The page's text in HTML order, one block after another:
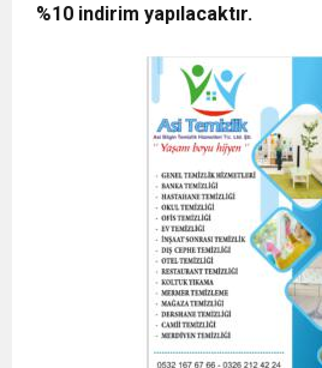
%10 indirim yapılacaktır.